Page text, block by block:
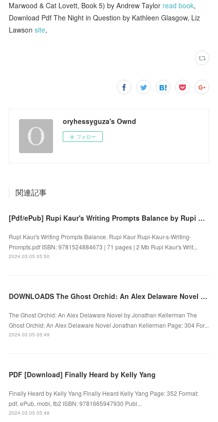
Marwood & Cat Lovett, Book 5) by Andrew Taylor read book,
Download Pdf The Night in Question by Kathleen Glasgow, Liz
Lawsonsite,
oryhessyguza's Ownd
フォロー
関連記事
[Pdf/ePub] Rupi Kaur's Writing Prompts Balance by Rupi Kaur download ebook
Rupi Kaur's Writing Prompts Balance. Rupi Kaur Rupi-Kaur-s-Writing-
Prompts.pdf ISBN: 9781524884673 | 71 pages | 2 Mb Rupi Kaur's Writ...
2024.03.05 05:50
DOWNLOADS The Ghost Orchid: An Alex Delaware Novel by Jonathan Kellerman
The Ghost Orchid: An Alex Delaware Novel by Jonathan Kellerman The
Ghost Orchid: An Alex Delaware Novel Jonathan Kellerman Page: 304 For...
2024.03.05 05:49
PDF [Download] Finally Heard by Kelly Yang
Finally Heard by Kelly Yang Finally Heard Kelly Yang Page: 352 Format:
pdf, ePub, mobi, fb2 ISBN: 9781665947930 Publ...
2024.03.05 05:48